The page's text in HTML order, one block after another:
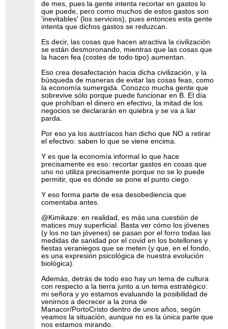
de mes, pues la gente intenta recortar en gastos lo
que puede, pero como muchos de estos gastos son
'inevitables' (los servicios), pues entonces esta gente
intenta que dichos gastos se reduzcan.
Es decir, las cosas que hacen atractiva la civilización
se están desmoronando, mientras que las cosas que
la hacen fea (costes de todo tipo) aumentan.
Eso crea desafectación hacia dicha civilización, y la
búsqueda de maneras de evitar las cosas feas, como
la economía sumergida. Conozco mucha gente que
sobrevive sólo porque puede funcionar en B. El día
que prohíban el dinero en efectivo, la mitad de los
negocios se declararán en quiebra y se va a liar
parda.
Por eso ya los austríacos han dicho que NO a retirar
el efectivo: saben lo que se viene encima.
Y es que la economía informal lo que hace
precisamente es eso: recortar gastos en cosas que
uno no utiliza precisamente porque no se lo puede
permitir, que es dónde se pone el punto ciego.
Y eso forma parte de esa desobediencia que
comentaba antes.
@Kimikaze: en realidad, es más una cuestión de
matices muy superficial. Basta ver cómo los jóvenes
(y los no tan jóvenes) se pasan por el forro todas las
medidas de sanidad por el covid en los botellones y
fiestas veraniegos que se meten (y que, en el fondo,
es una expresión psicológica de nuestra evolución
biológica).
Además, detrás de todo eso hay un tema de cultura
con respecto a la tierra junto a un tema estratégico:
mi señora y yo estamos evaluando la posibilidad de
venirnos a decrecer a la zona de
Manacor/PortoCristo dentro de unos años, según
veamos la situación, aunque no es la única parte que
nos estamos mirando.